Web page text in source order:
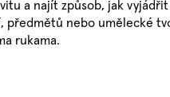
a najít způsob, jak vyjádřit
předmětů nebo umělecké
rukama.